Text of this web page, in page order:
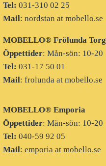
Tel:031-310 02 25
Mail: nordstan at mobello.se
MOBELLO® Frölunda Torg
Öppettider: Mån-sön: 10-20
Tel:031-17 50 01
Mail: frolunda at mobello.se
MOBELLO® Emporia
Öppettider: Mån-sön: 10-20
Tel:040-59 92 05
Mail: emporia at mobello.se